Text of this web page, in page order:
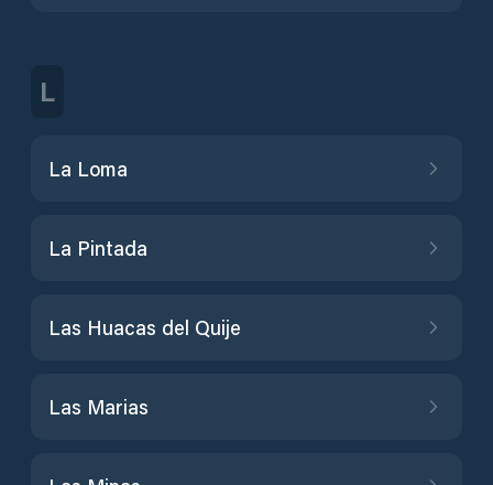
L
La Loma
La Pintada
Las Huacas del Quije
Las Marias